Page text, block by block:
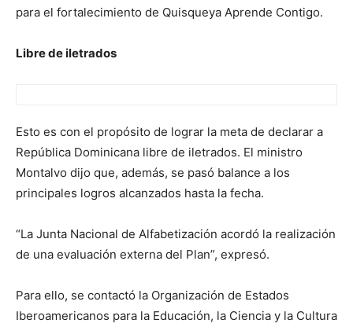
para el fortalecimiento de Quisqueya Aprende Contigo.
Libre de iletrados
Esto es con el propósito de lograr la meta de declarar a
República Dominicana libre de iletrados. El ministro
Montalvo dijo que, además, se pasó balance a los
principales logros alcanzados hasta la fecha.
“La Junta Nacional de Alfabetización acordó la realización
de una evaluación externa del Plan”, expresó.
Para ello, se contactó la Organización de Estados
Iberoamericanos para la Educación, la Ciencia y la Cultura